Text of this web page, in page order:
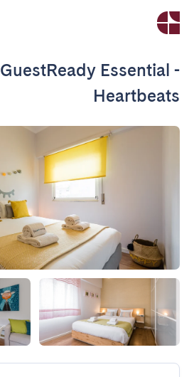
GuestReady Essential -
Heartbeats